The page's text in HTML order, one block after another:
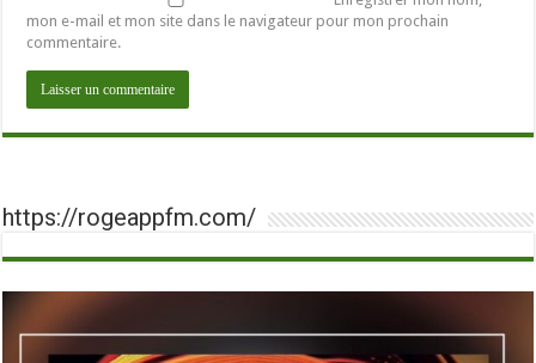
mon e-mail et mon site dans le navigateur pour mon prochain
commentaire.
https://rogeappfm.com/